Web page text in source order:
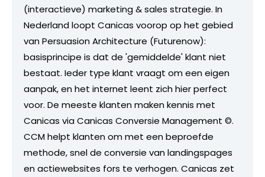
(interactieve) marketing & sales strategie. In
Nederland loopt Canicas voorop op het gebied
van Persuasion Architecture (Futurenow):
basisprincipe is dat de 'gemiddelde' klant niet
bestaat. Ieder type klant vraagt om een eigen
aanpak, en het internet leent zich hier perfect
voor. De meeste klanten maken kennis met
Canicas via Canicas Conversie Management ©.
CCM helpt klanten om met een beproefde
methode, snel de conversie van landingspages
en actiewebsites fors te verhogen. Canicas zet